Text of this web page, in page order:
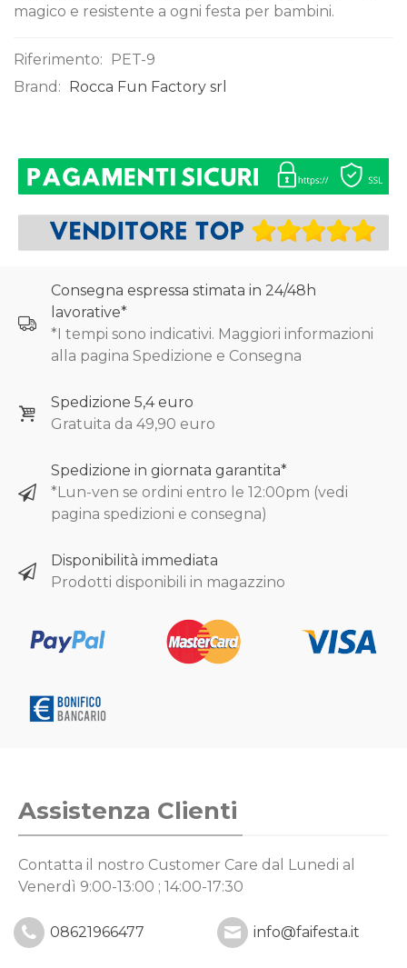
magico e resistente a ogni festa per bambini.
Riferimento:
PET-9
Brand:
Rocca Fun Factory srl
Consegna espressa stimata in 24/48h
lavorative*
*I tempi sono indicativi. Maggiori informazioni
alla pagina Spedizione e Consegna
Spedizione 5,4 euro
Gratuita da 49,90 euro
Spedizione in giornata garantita*
*Lun-ven se ordini entro le 12:00pm (vedi
pagina spedizioni e consegna)
Disponibilità immediata
Prodotti disponibili in magazzino
Assistenza Clienti
Contatta il nostro Customer Care dal Lunedi al
Venerdì 9:00-13:00 ; 14:00-17:30
08621966477 info@faifesta.it